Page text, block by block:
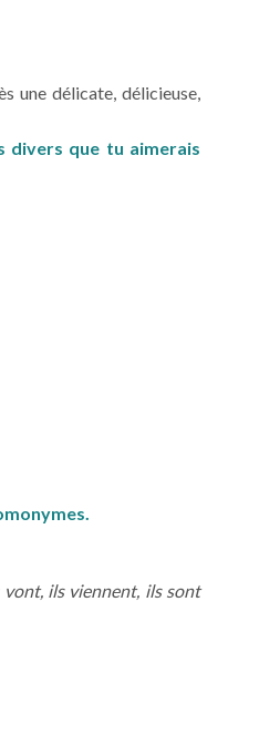
une délicate, délicieuse,
divers que tu aimerais
vont, ils viennent, ils sont